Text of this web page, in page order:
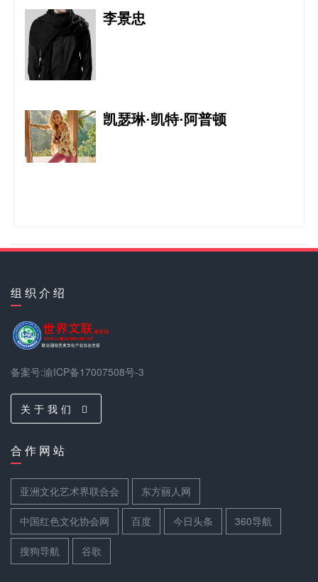
李景忠
凯瑟琳·凯特·阿普顿
亚洲模特协会副主席 Vice president
乐 依 Tan Ruoyi
世界旅游小姐中国总冠军 Miss World T
组 织 介 绍
备案号:渝ICP备17007508号-3
关 于 我 们
合 作 网 站
亚洲文化艺术界联合会 东方丽人网
中国红色文化协会网 百度 今日头条 360导航
搜狗导航 谷歌